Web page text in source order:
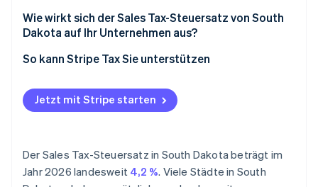
Wie wirkt sich der Sales Tax-Steuersatz von South
Dakota auf Ihr Unternehmen aus?
Remote-Verkäufer/innen
Dienstleistungsunternehmen
Gastgewerbe und Gastronomie
So kann Stripe Tax Sie unterstützen
Jetzt mit Stripe starten
Der Sales Tax-Steuersatz in South Dakota beträgt im
Jahr 2026 landesweit 4,2 %. Viele Städte in South